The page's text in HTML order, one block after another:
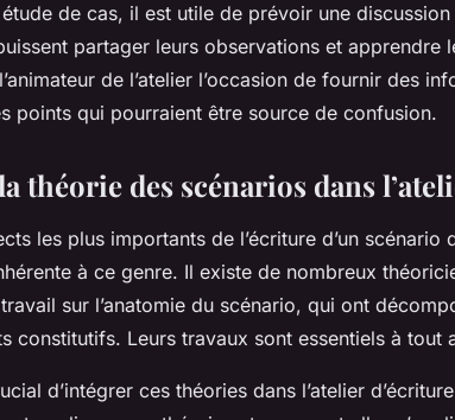
de cas, il est utile de prévoir une
partager leurs observations et apprendre
de l’atelier l’occasion de fournir des
points qui pourraient être source de confusion.
théorie des scénarios dans
les plus importants de l’écriture d’un
à ce genre. Il existe de nombreux
sur l’anatomie du scénario, qui ont
constitutifs. Leurs travaux sont essentiels à tout
d’intégrer ces théories dans l’atelier